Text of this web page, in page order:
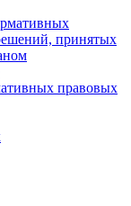
принятых
правовых